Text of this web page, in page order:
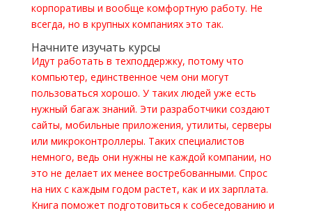
корпоративы и вообще комфортную работу. Не
всегда, но в крупных компаниях это так.
Начните изучать курсы
Идут работать в техподдержку, потому что
компьютер, единственное чем они могут
пользоваться хорошо. У таких людей уже есть
нужный багаж знаний. Эти разработчики создают
сайты, мобильные приложения, утилиты, серверы
или микроконтроллеры. Таких специалистов
немного, ведь они нужны не каждой компании, но
это не делает их менее востребованными. Спрос
на них с каждым годом растет, как и их зарплата.
Книга поможет подготовиться к собеседованию и